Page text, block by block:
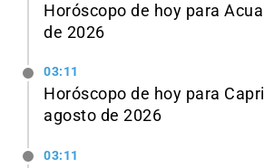
Horóscopo de hoy para
de 2026
03:11
Horóscopo de hoy para
agosto de 2026
03:11